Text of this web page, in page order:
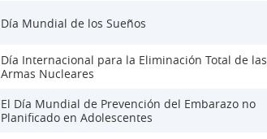
Día Mundial de los Sueños
Día Internacional para la Eliminación Total de las
Armas Nucleares
El Día Mundial de Prevención del Embarazo no
Planificado en Adolescentes